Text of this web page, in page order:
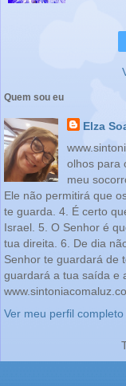
Quem sou eu
Elza
olhos para
meu
Ele não permitirá que
te guarda. 4. É certo
Israel. 5. O Senhor é
tua direita. 6. De dia
Senhor te guardará de
guardará a tua saída e
Ver meu perfil completo